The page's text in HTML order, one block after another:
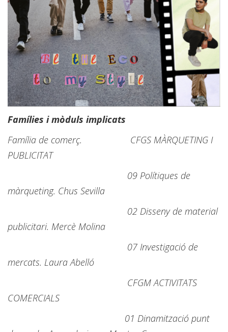
Famílies i mòduls implicats
Família de comerç. CFGS MÀRQUETING I
PUBLICITAT
09 Polítiques de
màrqueting. Chus Sevilla
02 Disseny de material
publicitari. Mercè Molina
07 Investigació de
mercats. Laura Abelló
CFGM ACTIVITATS
COMERCIALS
01 Dinamització punt